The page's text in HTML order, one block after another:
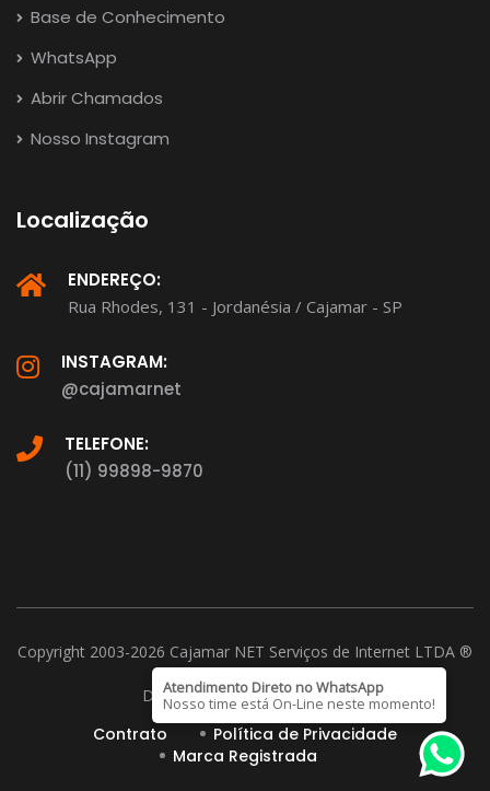
Base de Conhecimento
WhatsApp
Abrir Chamados
Nosso Instagram
Localização
ENDEREÇO:
Rua Rhodes, 131 - Jordanésia / Cajamar - SP
INSTAGRAM:
@cajamarnet
TELEFONE:
(11) 99898-9870
Copyright 2003-2026 Cajamar NET Serviços de Internet LTDA ®
CNPJ: 15.221.026/0001-37
D-U-N-S Number 901254899
Contrato
Política de Privacidade
Marca Registrada
Atendimento Direto no WhatsApp
Nosso time está On-Line neste momento!